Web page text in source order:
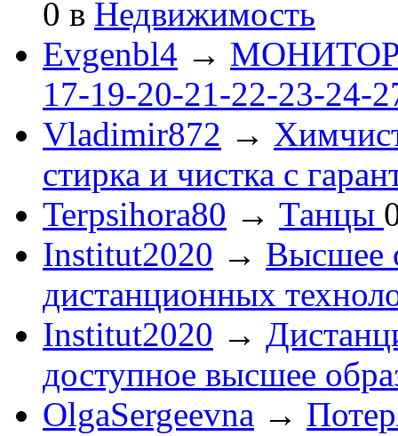
0 в Недвижимость
Evgenbl4 → МОНИТОРЫ
17-19-20-21-22-23-24-
Vladimir872 →
стирка и чистка с
Terpsihora80 → Танцы
Institut2020 → Высшее
дистанционных
Institut2020 →
доступное высшее
OlgaSergeevna →